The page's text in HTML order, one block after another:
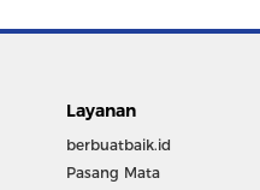
Layanan
berbuatbaik.id
Pasang Mata